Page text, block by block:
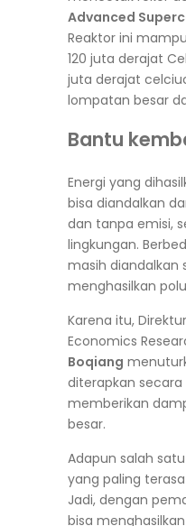
Advanced
Reaktor ini
120 juta derajat
juta derajat
lompatan besar
Bantu
Energi yang
bisa diandalkan
dan tanpa emisi,
lingkungan.
masih diandalkan
menghasilkan
Karena itu,
Economics
Boqiang
diterapkan secara
memberikan
besar.
Adapun salah
yang paling
Jadi, dengan
bisa